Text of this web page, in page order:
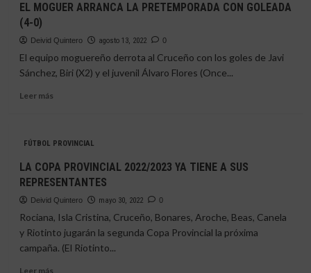
EL
EL MOGUER ARRANCA LA PRETEMPORADA CON GOLEADA
(4-0)
Deivid Quintero agosto 13, 2022 0
El equipo moguereño derrota al Cruceño con los goles de Javi
Sánchez, Biri (X2) y el juvenil Álvaro Flores (Once...
Leer másLeer
MOGUER
LA
PRETEMPORADA
CON
GOLEADA
0)
FÚTBOL PROVINCIAL
LA COPA PROVINCIAL 2022/2023 YA TIENE A SUS
REPRESENTANTES
Deivid Quintero mayo 30, 2022 0
Rociana, Isla Cristina, Cruceño, Bonares, Aroche, Beas, Canela
y Riotinto jugarán la segunda Copa Provincial la próxima
campaña. (El Riotinto...
Leer másLeer